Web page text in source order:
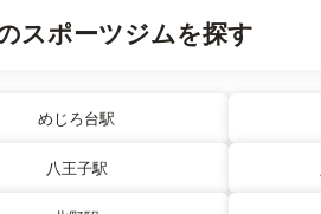
スポーツジムを探す
めじろ台駅
八王子駅